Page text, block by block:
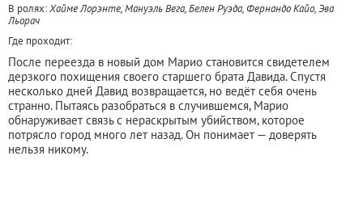
В ролях:Хайме Лорэнте, Мануэль Вега, Белен Руэда, Фернандо Кайо, Эва
Льорач
Где проходит:
После переезда в новый дом Марио становится свидетелем
дерзкого похищения своего старшего брата Давида. Спустя
несколько дней Давид возвращается, но ведёт себя очень
странно. Пытаясь разобраться в случившемся, Марио
обнаруживает связь с нераскрытым убийством, которое
потрясло город много лет назад. Он понимает — доверять
нельзя никому.